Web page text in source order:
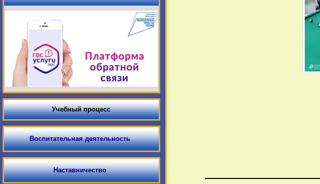
Учебный процесс
Воспитательная деятельность
Наставничество